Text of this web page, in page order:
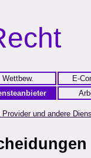
Wettbew.
E-
Provider und andere